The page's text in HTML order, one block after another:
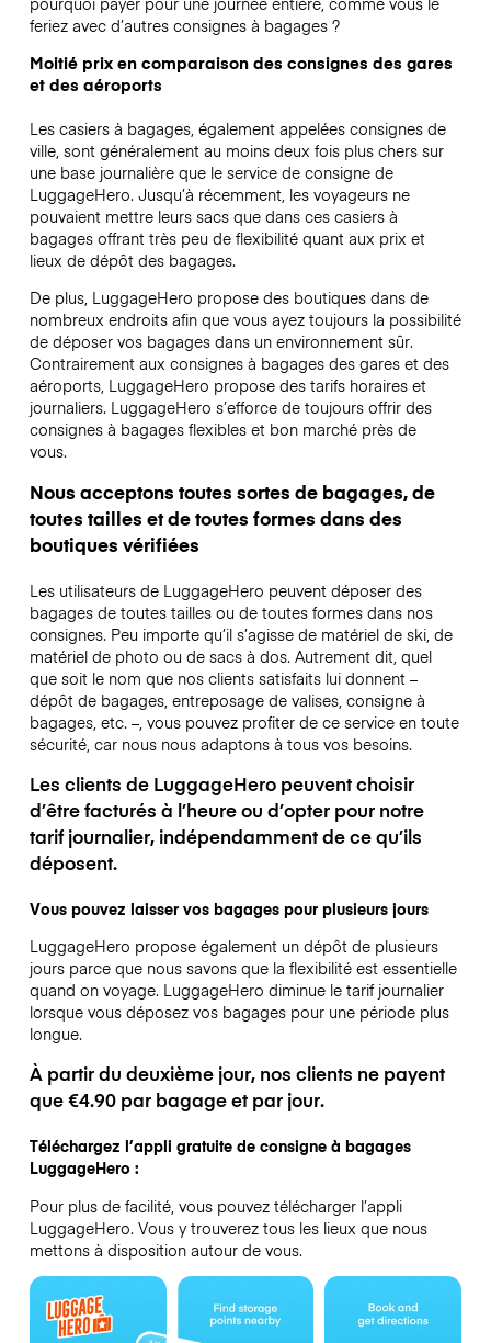
feriez avec d’autres consignes à bagages ?
Moitié prix en comparaison des consignes des gares
et des aéroports
Les casiers à bagages, également appelées consignes de
ville, sont généralement au moins deux fois plus chers sur
une base journalière que le service de consigne de
LuggageHero. Jusqu’à récemment, les voyageurs ne
pouvaient mettre leurs sacs que dans ces casiers à
bagages offrant très peu de flexibilité quant aux prix et
lieux de dépôt des bagages.
De plus, LuggageHero propose des boutiques dans de
nombreux endroits afin que vous ayez toujours la possibilité
de déposer vos bagages dans un environnement sûr.
Contrairement aux consignes à bagages des gares et des
aéroports, LuggageHero propose des tarifs horaires et
journaliers. LuggageHero s’efforce de toujours offrir des
consignes à bagages flexibles et bon marché près de
vous.
Nous acceptons toutes sortes de bagages, de
toutes tailles et de toutes formes dans des
boutiques vérifiées
Les utilisateurs de LuggageHero peuvent déposer des
bagages de toutes tailles ou de toutes formes dans nos
consignes. Peu importe qu’il s’agisse de matériel de ski, de
matériel de photo ou de sacs à dos. Autrement dit, quel
que soit le nom que nos clients satisfaits lui donnent –
dépôt de bagages, entreposage de valises, consigne à
bagages, etc. –, vous pouvez profiter de ce service en toute
sécurité, car nous nous adaptons à tous vos besoins.
Les clients de LuggageHero peuvent choisir
d’être facturés à l’heure ou d’opter pour notre
tarif journalier, indépendamment de ce qu’ils
déposent.
Vous pouvez laisser vos bagages pour plusieurs jours
LuggageHero propose également un dépôt de plusieurs
jours parce que nous savons que la flexibilité est essentielle
quand on voyage. LuggageHero diminue le tarif journalier
lorsque vous déposez vos bagages pour une période plus
longue.
À partir du deuxième jour, nos clients ne payent
que €4.90 par bagage et par jour.
Téléchargez l’appli gratuite de consigne à bagages
LuggageHero :
Pour plus de facilité, vous pouvez télécharger l’appli
LuggageHero. Vous y trouverez tous les lieux que nous
mettons à disposition autour de vous.